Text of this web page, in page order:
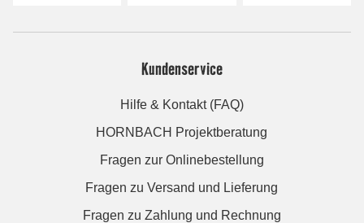
Kundenservice
Hilfe & Kontakt (FAQ)
HORNBACH Projektberatung
Fragen zur Onlinebestellung
Fragen zu Versand und Lieferung
Fragen zu Zahlung und Rechnung